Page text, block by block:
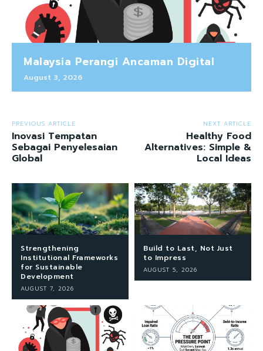
Malaysia Perangi Ancaman Digital
August 3, 2026
PREVIOUS ARTICLE
Inovasi Tempatan
Sebagai Penyelesaian
Global
NEXT ARTICLE
Healthy Food
Alternatives: Simple &
Local Ideas
Strengthening
Institutional Frameworks
for Sustainable
Development
AUGUST 7, 2026
Build to Last, Not Just
to Impress
AUGUST 5, 2026